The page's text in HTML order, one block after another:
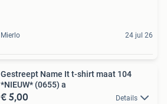
Mierlo 24 jul 26
Gestreept Name It t-shirt maat 104
*NIEUW* (0655) a
€ 5,00 Details